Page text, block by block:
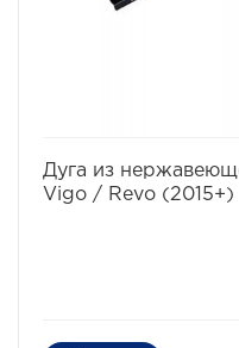
Дуга из
Vigo / Revo (2015+)